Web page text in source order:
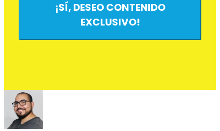
¡SÍ, DESEO CONTENIDO
EXCLUSIVO!